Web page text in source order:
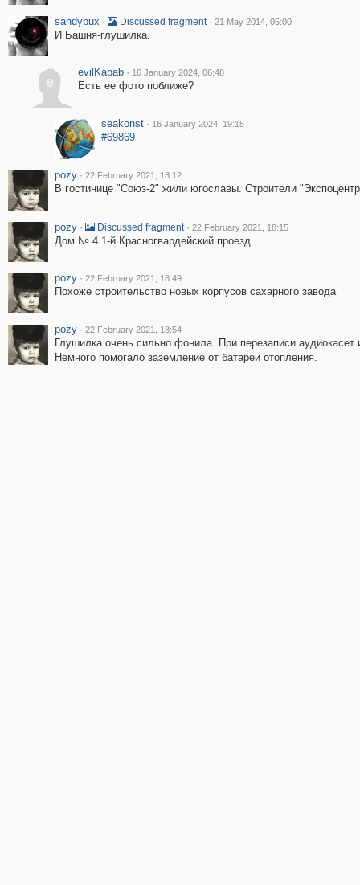
sandybux · Discussed fragment · 21 May 2014, 05:00
И Башня-глушилка.
e
evilKabab · 16 January 2024, 06:48
Есть ее фото поближе?
seakonst · 16 January 2024, 19:15
#69869
pozy · 22 February 2021, 18:12
В гостинице "Союз-2" жили югославы. Строители
pozy · Discussed fragment · 22 February 2021, 18:15
Дом № 4 1-й Красногвардейский проезд.
pozy · 22 February 2021, 18:49
Похоже строительство новых корпусов сахарного завода
pozy · 22 February 2021, 18:54
Глушилка очень сильно фонила. При перезаписи
Немного помогало заземление от батареи отопления.